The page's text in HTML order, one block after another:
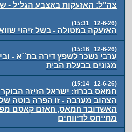
צה"ל: האזעקות באצבע הגליל -
(12-6-26 15:31)
האזעקה במטולה - בשל זיהוי
(12-6-26 15:16)
ערבי נשכר לשפץ דירה בת``א -
מגונים בבעלת הבית
(12-6-26 15:14)
חמאס בכרוז: ישראל הזיזה
הצהוב מערבה - זו הפרה בוטה
האשדובר חמאס, חאזם קאסם
מתייחס לדיווחים